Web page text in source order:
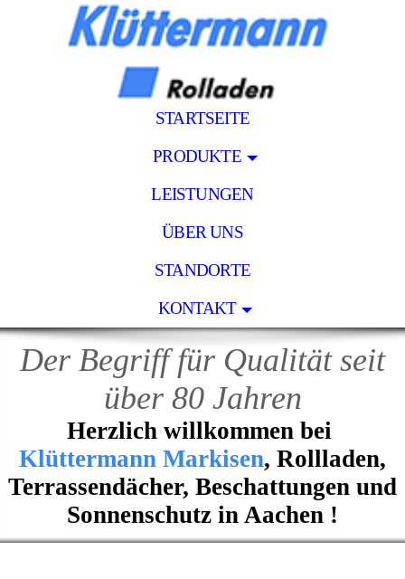
STARTSEITE
PRODUKTE
LEISTUNGEN
ÜBER UNS
STANDORTE
KONTAKT
Der Begriff für Qualität seit
über 80 Jahren
Herzlich willkommen bei
Klüttermann Markisen, Rollladen,
Terrassendächer, Beschattungen und
Sonnenschutz in Aachen !